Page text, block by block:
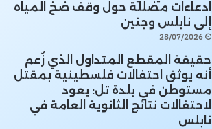
ادعاءات مضللة حول وقف ضخ المياه
إلى نابلس وجنين
28/07/2026
حقيقة المقطع المتداول الذي زُعم
أنه يوثق احتفالات فلسطينية بمقتل
مستوطن في بلدة تل: يعود
لاحتفالات نتائج الثانوية العامة في
نابلس